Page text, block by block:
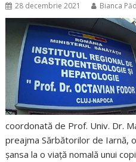
28 decembrie 2021 Bianca
coordonată de Prof. Univ. Dr.
preajma Sărbătorilor de Iarnă,
șansa la o viață nomală unui